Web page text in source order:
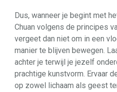
Dus, wanneer je begint met
Chuan volgens de principes
vergeet dan niet om in een
manier te blijven bewegen.
achter je terwijl je jezelf
prachtige kunstvorm. Ervaar
op zowel lichaam als geest